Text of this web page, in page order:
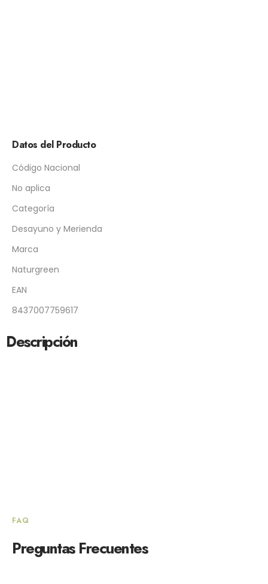
Datos del Producto
Código Nacional
No aplica
Categoría
Desayuno y Merienda
Marca
Naturgreen
EAN
8437007759617
Descripción
FAQ
Preguntas Frecuentes